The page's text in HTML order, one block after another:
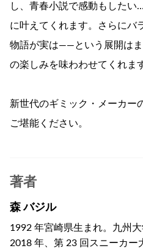
し、青春小説で感動もした
に叶えてくれます。さらにバ
物語が実は――という展開は
の楽しみを味わわせてくれま
新世代のギミック・メーカー
ご堪能ください。
著者
森 バジル
1992 年宮崎県生まれ。九州大
2018 年、第 23 回スニーカー